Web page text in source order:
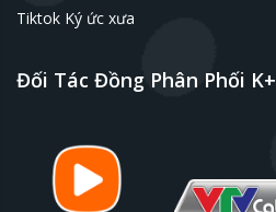
Tiktok Ký ức xưa
Đối Tác Đồng Phân Phối K+